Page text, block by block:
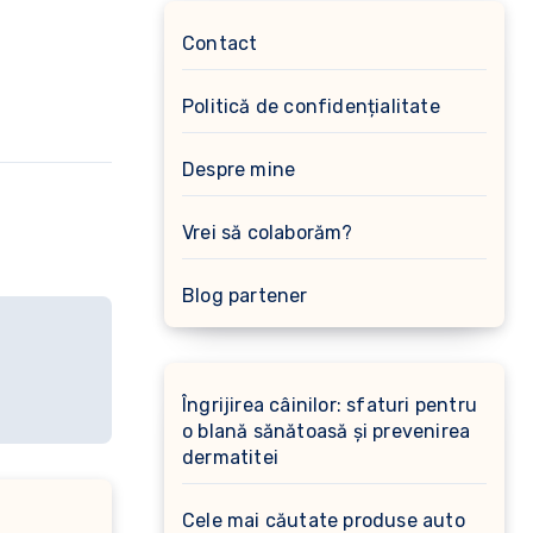
Contact
Politică de confidențialitate
Despre mine
Vrei să colaborăm?
Blog partener
Îngrijirea câinilor: sfaturi pentru
o blană sănătoasă și prevenirea
dermatitei
Cele mai căutate produse auto